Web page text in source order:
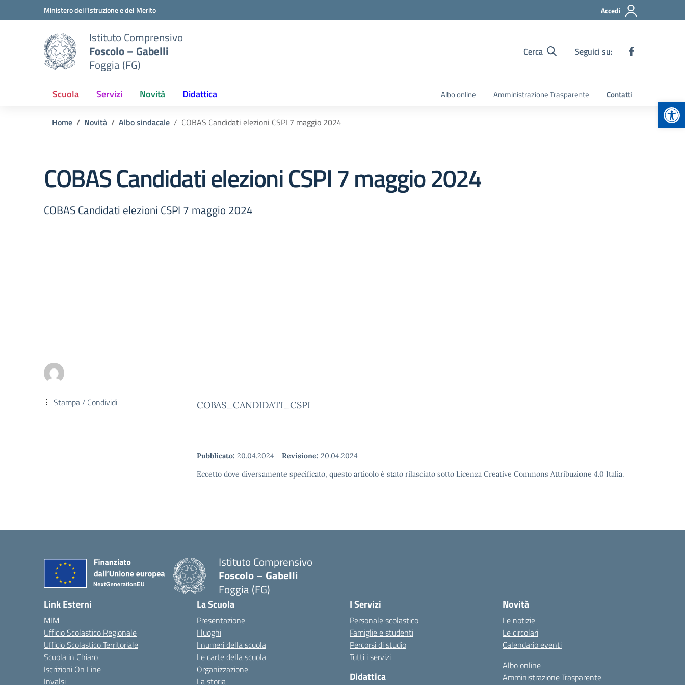
Vai ai contenuti
Vai al menu di navigazioneMinistero dell'Istruzione e del Merito Accedi
Istituto Comprensivo
Foscolo – Gabelli
Foggia (FG)
Cerca Seguici su:
Scuola Servizi Novità Didattica Albo online Amministrazione Trasparente Contatti
Home Novità Albo sindacale COBAS Candidati elezioni CSPI 7 maggio 2024
COBAS Candidati elezioni CSPI 7 maggio 2024
COBAS Candidati elezioni CSPI 7 maggio 2024
COBAS_CANDIDATI_CSPI
Pubblicato: 20.04.2024 - Revisione: 20.04.2024
Eccetto dove diversamente specificato, questo articolo è stato rilasciato sotto Licenza Creative Commons Attribuzione 4.0 Italia.
Stampa / Condividi
Istituto Comprensivo
Foscolo – Gabelli
Foggia (FG)
— Visita la pagina iniziale della scuola
Link Esterni
MIM
Ufficio Scolastico Regionale
Ufficio Scolastico Territoriale
Scuola in Chiaro
Iscrizioni On Line
Invalsi
La Scuola
Presentazione
I luoghi
I numeri della scuola
Le carte della scuola
Organizzazione
La storia
I Servizi
Personale scolastico
Famiglie e studenti
Percorsi di studio
Tutti i servizi
Didattica
Novità
Le notizie
Le circolari
Calendario eventi
Albo online
Amministrazione Trasparente